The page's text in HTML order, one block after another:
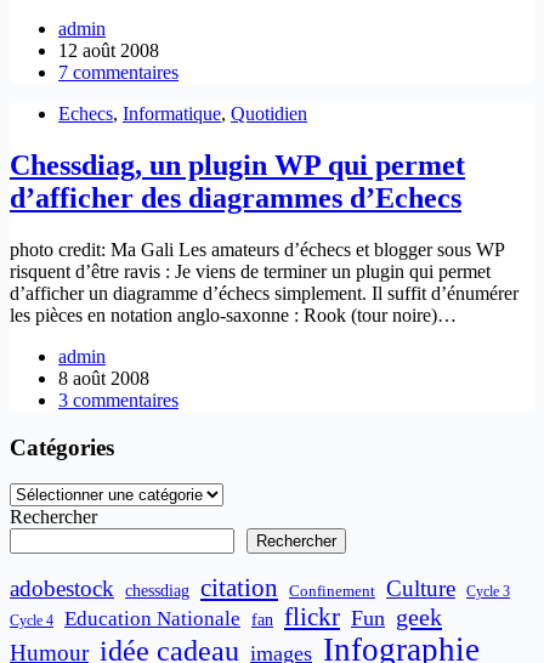
admin
12 août 2008
7 commentaires
Echecs, Informatique, Quotidien
Chessdiag, un plugin WP qui permet
d’afficher des diagrammes d’Echecs
photo credit: Ma Gali Les amateurs d’échecs et blogger sous WP
risquent d’être ravis : Je viens de terminer un plugin qui permet
d’afficher un diagramme d’échecs simplement. Il suffit d’énumérer
les pièces en notation anglo-saxonne : Rook (tour noire)…
admin
8 août 2008
3 commentaires
Catégories
Catégories
Rechercher
Rechercher
adobestock chessdiag citation Confinement Culture Cycle 3
Cycle 4 Education Nationale fan flickr Fun geek
Humour idée cadeau images Infographie